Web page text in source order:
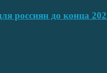
россиян до конца